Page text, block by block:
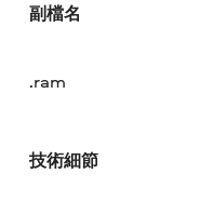
副檔名
.ram
技術細節